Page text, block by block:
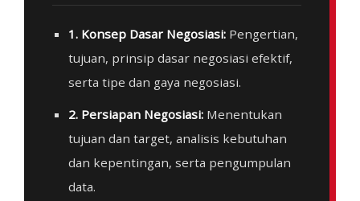
1. Konsep Dasar Negosiasi: Pengertian,
tujuan, prinsip dasar negosiasi efektif,
serta tipe dan gaya negosiasi.
2. Persiapan Negosiasi: Menentukan
tujuan dan target, analisis kebutuhan
dan kepentingan, serta pengumpulan
data.